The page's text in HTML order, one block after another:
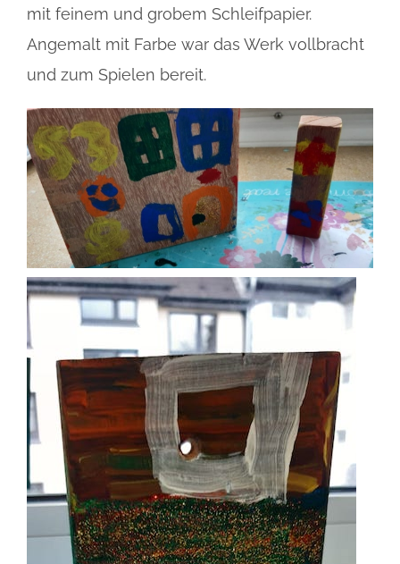
mit feinem und grobem Schleifpapier.
Angemalt mit Farbe war das Werk vollbracht
und zum Spielen bereit.